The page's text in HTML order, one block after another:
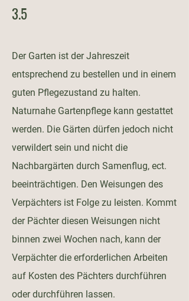
3.5
Der Garten ist der Jahreszeit
entsprechend zu bestellen und in einem
guten Pflegezustand zu halten.
Naturnahe Gartenpflege kann gestattet
werden. Die Gärten dürfen jedoch nicht
verwildert sein und nicht die
Nachbargärten durch Samenflug, ect.
beeinträchtigen. Den Weisungen des
Verpächters ist Folge zu leisten. Kommt
der Pächter diesen Weisungen nicht
binnen zwei Wochen nach, kann der
Verpächter die erforderlichen Arbeiten
auf Kosten des Pächters durchführen
oder durchführen lassen.